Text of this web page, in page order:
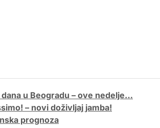
dana u Beogradu – ove nedelje…
– novi doživljaj jamba!
prognoza